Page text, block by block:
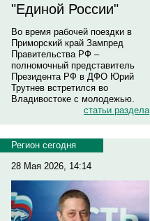
"Единой России"
Во время рабочей поездки в
Приморский край Зампред
Правительства РФ –
полномочный представитель
Президента РФ в ДФО Юрий
Трутнев встретился во
Владивостоке с молодежью.
статьи раздела
Регион сегодня
28 Мая 2026, 14:14